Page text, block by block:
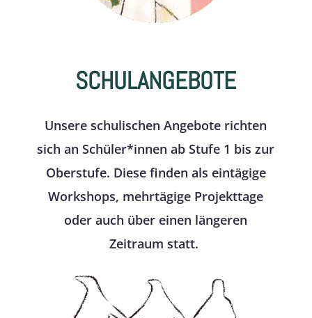
SCHULANGEBOTE
Unsere schulischen Angebote richten
sich an Schüler*innen ab Stufe 1 bis zur
Oberstufe. Diese finden als eintägige
Workshops, mehrtägige Projekttage
oder auch über einen längeren
Zeitraum statt.